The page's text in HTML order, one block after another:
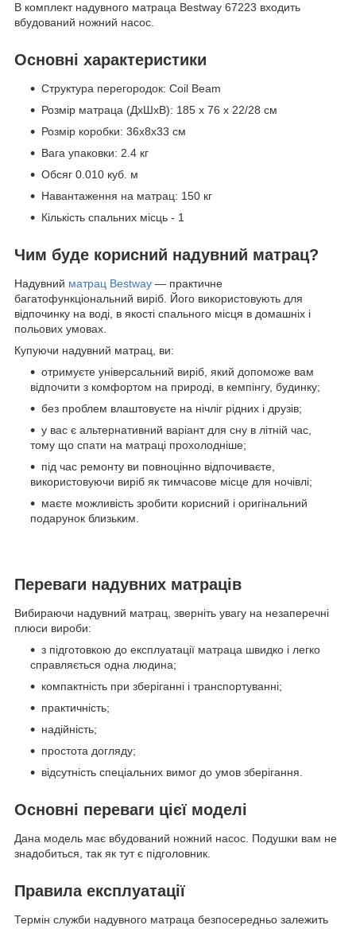
В комплект надувного матраца Bestway 67223 входить
вбудований ножний насос.
Основні характеристики
Структура перегородок: Coil Beam
Розмір матраца (ДхШхВ): 185 x 76 x 22/28 см
Розмір коробки: 36x8x33 см
Вага упаковки: 2.4 кг
Обсяг 0.010 куб. м
Навантаження на матрац: 150 кг
Кількість спальних місць - 1
Чим буде корисний надувний матрац?
Надувний матрац Bestway — практичне
багатофункціональний виріб. Його використовують для
відпочинку на воді, в якості спального місця в домашніх і
польових умовах.
Купуючи надувний матрац, ви:
отримуєте універсальний виріб, який допоможе вам
відпочити з комфортом на природі, в кемпінгу, будинку;
без проблем влаштовуєте на нічліг рідних і друзів;
у вас є альтернативний варіант для сну в літній час,
тому що спати на матраці прохолодніше;
під час ремонту ви повноцінно відпочиваєте,
використовуючи виріб як тимчасове місце для ночівлі;
маєте можливість зробити корисний і оригінальний
подарунок близьким.
Переваги надувних матраців
Вибираючи надувний матрац, зверніть увагу на незаперечні
плюси вироби:
з підготовкою до експлуатації матраца швидко і легко
справляється одна людина;
компактність при зберіганні і транспортуванні;
практичність;
надійність;
простота догляду;
відсутність спеціальних вимог до умов зберігання.
Основні переваги цієї моделі
Дана модель має вбудований ножний насос. Подушки вам не
знадобиться, так як тут є підголовник.
Правила експлуатації
Термін служби надувного матраца безпосередньо залежить